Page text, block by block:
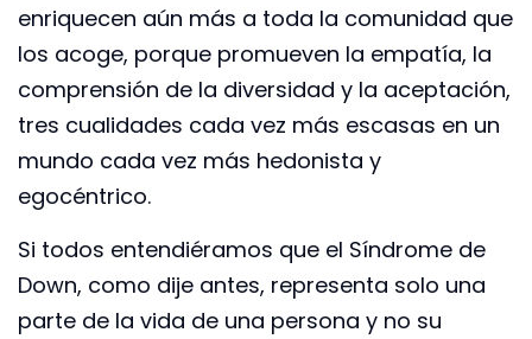
enriquecen aún más a toda la comunidad que
los acoge, porque promueven la empatía, la
comprensión de la diversidad y la aceptación,
tres cualidades cada vez más escasas en un
mundo cada vez más hedonista y
egocéntrico.
Si todos entendiéramos que el Síndrome de
Down, como dije antes, representa solo una
parte de la vida de una persona y no su